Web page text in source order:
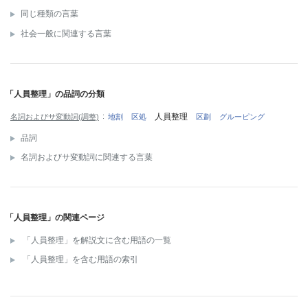
同じ種類の言葉
社会一般に関連する言葉
「人員整理」の品詞の分類
名詞およびサ変動詞(調整) 地割 区処 人員整理 区劃 グルーピング
品詞
名詞およびサ変動詞に関連する言葉
「人員整理」の関連ページ
「人員整理」を解説文に含む用語の一覧
「人員整理」を含む用語の索引